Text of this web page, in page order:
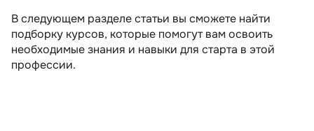
В следующем разделе статьи вы сможете найти
подборку курсов, которые помогут вам освоить
необходимые знания и навыки для старта в этой
профессии.